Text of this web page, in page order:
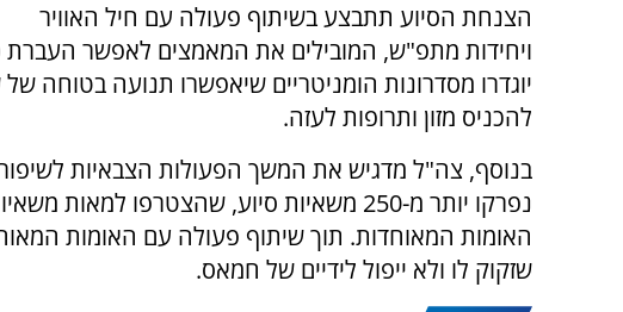
הצנחת הסיוע תתבצע בשיתוף פעולה עם חיל האוויר
ויחידות מתפ"ש, המובילים את המאמצים לאפשר העברת
יוגדרו מסדרונות הומניטריים שיאפשרו תנועה בטוחה
להכניס מזון ותרופות לעזה.
בנוסף, צה"ל מדגיש את המשך הפעולות הצבאיות
נפרקו יותר מ-250 משאיות סיוע, שהצטרפו
האומות המאוחדות. תוך שיתוף פעולה עם האומות
שזקוק לו ולא ייפול לידיים של חמאס.